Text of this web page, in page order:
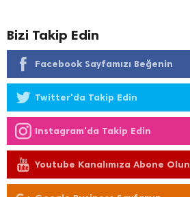
Bizi Takip Edin
Facebook Sayfamızı Beğenin
Twitter'da Takip Edin
Instagram'da Takip Edin
Youtube Kanalımıza Abone Olun